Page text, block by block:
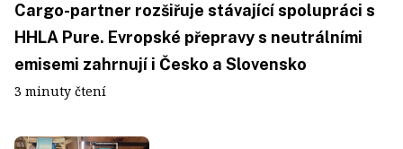
Cargo-partner rozšiřuje stávající spolupráci s
HHLA Pure. Evropské přepravy s neutrálními
emisemi zahrnují i Česko a Slovensko
3 minuty čtení